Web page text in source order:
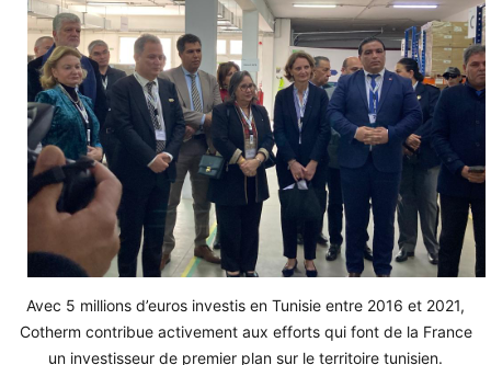
Avec 5 millions d’euros investis en Tunisie entre 2016 et 2021,
Cotherm contribue activement aux efforts qui font de la France
un investisseur de premier plan sur le territoire tunisien.